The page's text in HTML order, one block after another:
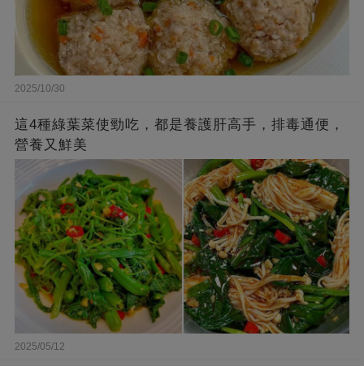
2025/10/30
這4種綠葉菜使勁吃，都是養護肝高手，排毒通便，
營養又鮮美
2025/05/12